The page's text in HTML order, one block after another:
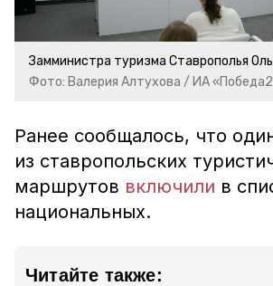
Замминистра туризма Ставрополья
Фото: Валерия Алтухова / ИА
Ранее сообщалось, что
из ставропольских
маршрутов включили в
национальных.
Читайте также: